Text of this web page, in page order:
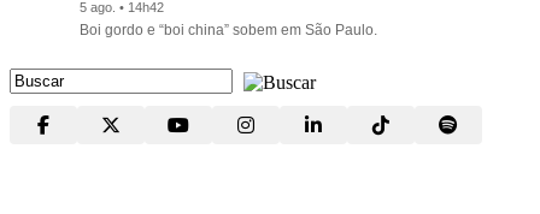
5 ago. • 14h42
Boi gordo e “boi china” sobem em São Paulo.